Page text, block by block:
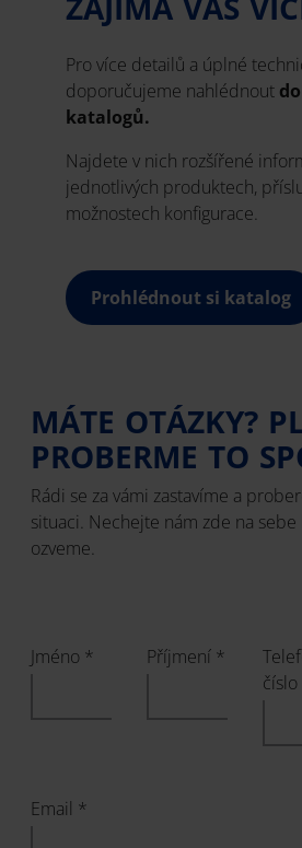
Pro více detailů a úplné
doporučujeme nahlédnout
katalogů.
Najdete v nich rozšířené
jednotlivých produktech,
možnostech konfigurace.
Prohlédnout si katalog
MÁTE OTÁZKY?
PROBERME TO
Rádi se za vámi zastavíme a
situaci. Nechejte nám zde na sebe
ozveme.
Jméno *
Příjmení *
číslo
Email *